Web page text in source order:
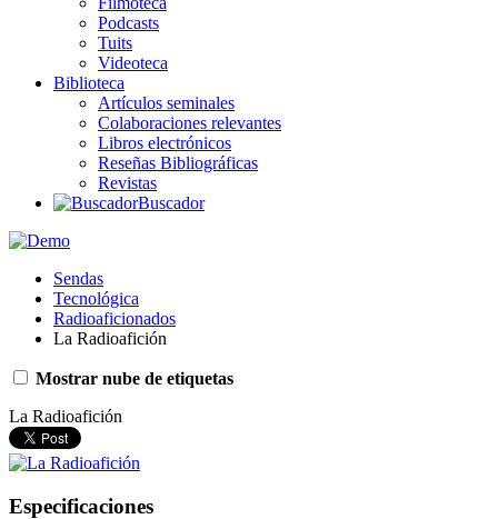
Podcasts
Tuits
Videoteca
Biblioteca
Artículos seminales
Colaboraciones relevantes
Libros electrónicos
Reseñas Bibliográficas
Revistas
Buscador
Sendas
Tecnológica
Radioaficionados
La Radioafición
Mostrar nube de etiquetas
La Radioafición
Especificaciones